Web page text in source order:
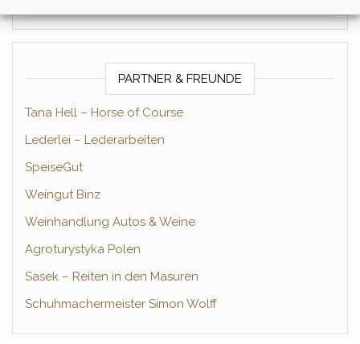
PARTNER & FREUNDE
Tana Hell – Horse of Course
Lederlei – Lederarbeiten
SpeiseGut
Weingut Binz
Weinhandlung Autos & Weine
Agroturystyka Polen
Sasek – Reiten in den Masuren
Schuhmachermeister Simon Wolff